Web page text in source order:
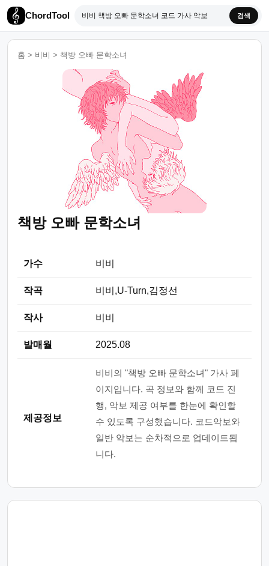
ChordTool 검색
홈 > 비비 > 책방 오빠 문학소녀
책방 오빠 문학소녀
가수 비비
작곡 비비,U-Turn,김정선
작사 비비
발매월 2025.08
제공정보
비비의 "책방 오빠 문학소녀" 가사 페
이지입니다. 곡 정보와 함께 코드 진
행, 악보 제공 여부를 한눈에 확인할
수 있도록 구성했습니다. 코드악보와
일반 악보는 순차적으로 업데이트됩
니다.